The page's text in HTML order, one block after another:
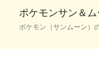
ポケモンサン＆
ポケモン（サンムーン）